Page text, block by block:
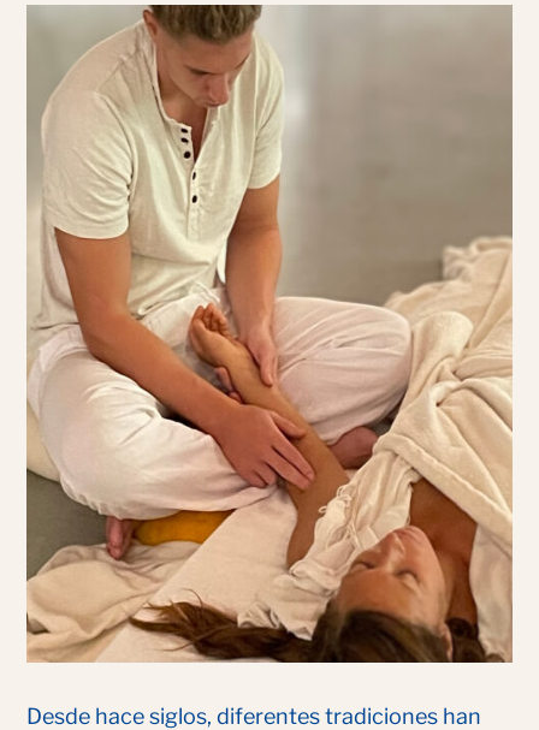
Desde hace siglos, diferentes tradiciones han